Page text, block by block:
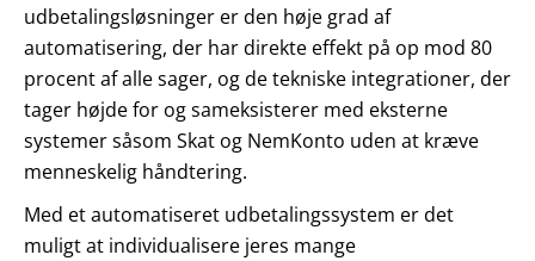
udbetalingsløsninger er den høje grad af
automatisering, der har direkte effekt på op mod 80
procent af alle sager, og de tekniske integrationer, der
tager højde for og sameksisterer med eksterne
systemer såsom Skat og NemKonto uden at kræve
menneskelig håndtering.
Med et automatiseret udbetalingssystem er det
muligt at individualisere jeres mange